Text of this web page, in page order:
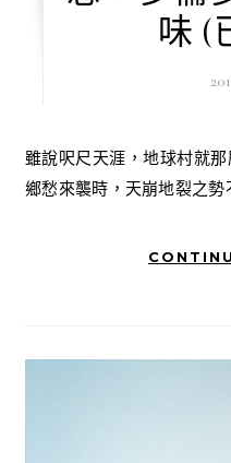
味 (
雖說呎尺天涯，地球村就那麼一點大，但是有時身在海外，
鄉愁來襲時，天崩地裂之